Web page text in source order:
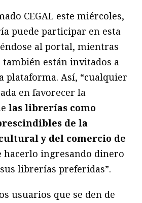
CEGAL este miércoles,
puede participar en esta
al portal, mientras
también están invitados a
plataforma. Así, “cualquier
en favorecer la
las librerías como
de la
y del comercio de
hacerlo ingresando dinero
librerías preferidas”.
usuarios que se den de